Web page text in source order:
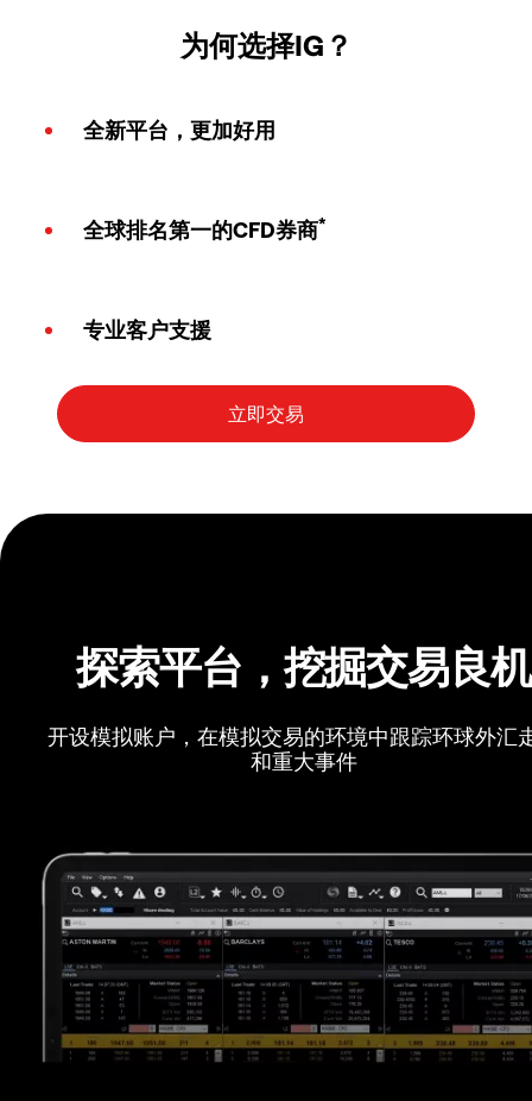
为何选择IG？
全新平台，更加好用
全球排名第一的CFD券商*
专业客户支援
探索平台，挖掘交易良机
开设模拟账户，在模拟交易的环境中跟踪环球外汇
和重大事件